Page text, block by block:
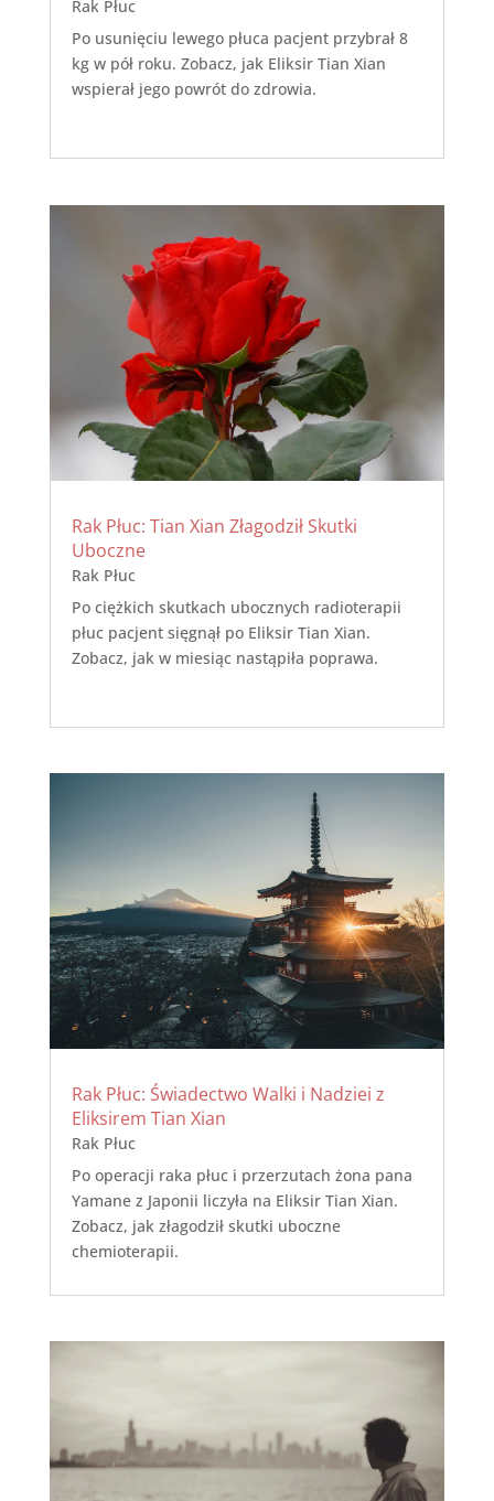
Rak Płuc
Po usunięciu lewego płuca pacjent przybrał 8
kg w pół roku. Zobacz, jak Eliksir Tian Xian
wspierał jego powrót do zdrowia.
Rak Płuc: Tian Xian Złagodził Skutki
Uboczne
Rak Płuc
Po ciężkich skutkach ubocznych radioterapii
płuc pacjent sięgnął po Eliksir Tian Xian.
Zobacz, jak w miesiąc nastąpiła poprawa.
Rak Płuc: Świadectwo Walki i Nadziei z
Eliksirem Tian Xian
Rak Płuc
Po operacji raka płuc i przerzutach żona pana
Yamane z Japonii liczyła na Eliksir Tian Xian.
Zobacz, jak złagodził skutki uboczne
chemioterapii.